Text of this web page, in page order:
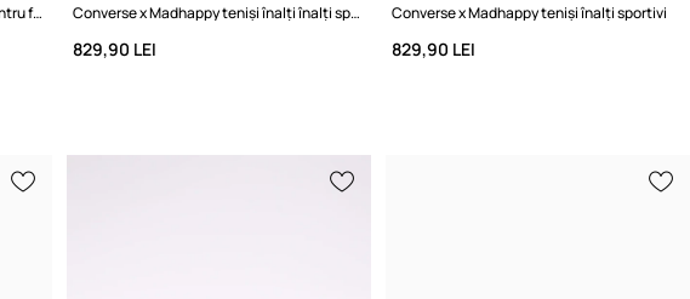
Converse JOGGER sneakers sport pentru femei din piele întoarsă Converse x Madhappy teniși înalți înalți sportivi
829,90 LEI
Converse x Madhappy teniși înalți sportivi
829,90 LEI